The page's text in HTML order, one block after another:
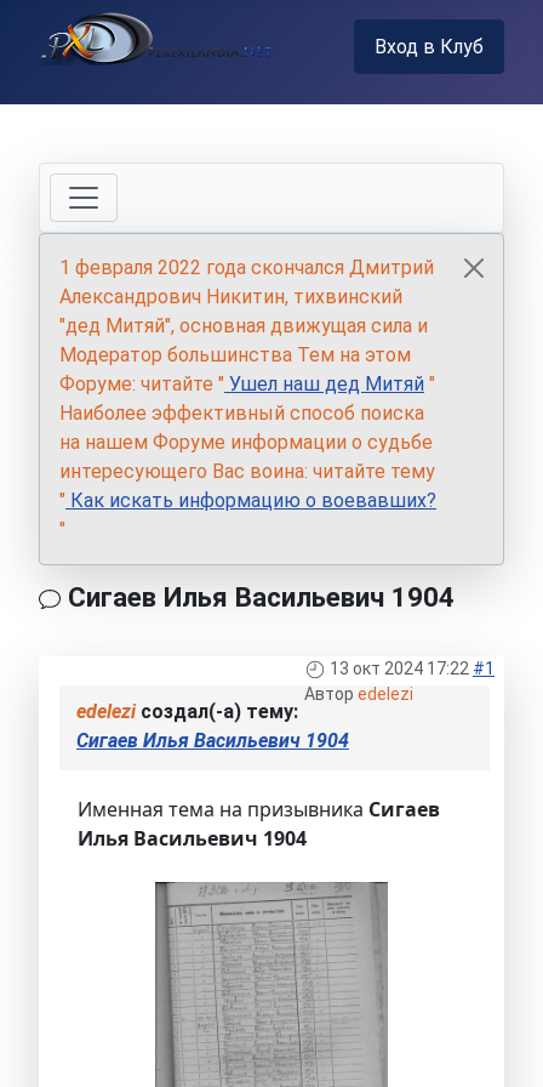
Вход в Клуб
1 февраля 2022 года скончался Дмитрий
Александрович Никитин, тихвинский
"дед Митяй", основная движущая сила и
Модератор большинства Тем на этом
Форуме: читайте " Ушел наш дед Митяй "
Наиболее эффективный способ поиска
на нашем Форуме информации о судьбе
интересующего Вас воина: читайте тему
" Как искать информацию о воевавших?
"
Сигаев Илья Васильевич 1904
13 окт 2024 17:22 #1
Автор edelezi
edeleziсоздал(-а) тему:
Сигаев Илья Васильевич 1904
Именная тема на призывника Сигаев
Илья Васильевич 1904